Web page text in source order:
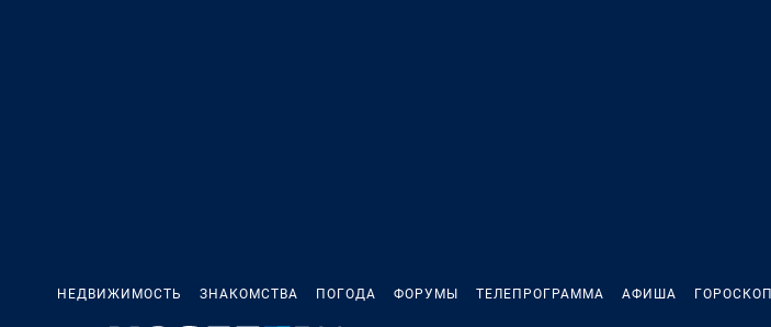
НЕДВИЖИМОСТЬ ЗНАКОМСТВА ПОГОДА ФОРУМЫ ТЕЛЕПРОГРАММА АФИША ГОРОСКОП